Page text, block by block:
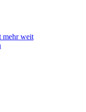
mehr weit